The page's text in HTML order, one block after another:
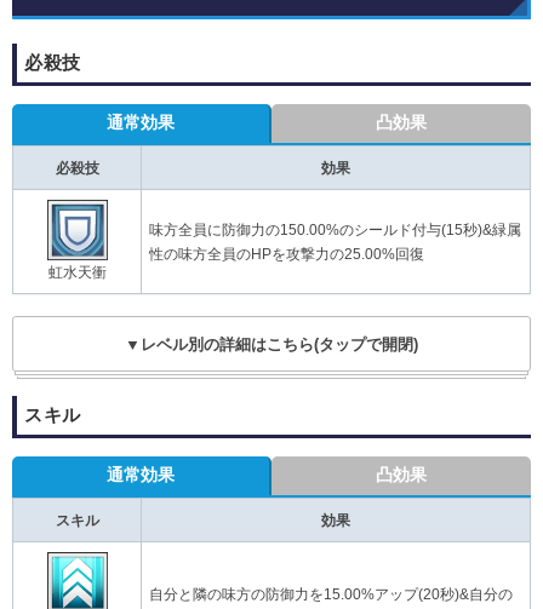
必殺技
通常効果 凸効果
必殺技 効果
虹水天衝
味方全員に防御力の150.00%のシールド付与(15秒)&緑属
性の味方全員のHPを攻撃力の25.00%回復
▼レベル別の詳細はこちら(タップで開閉)
スキル
通常効果 凸効果
スキル 効果
自分と隣の味方の防御力を15.00%アップ(20秒)&自分の